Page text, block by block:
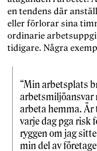
en tendens där
eller förlorar sina
ordinarie
tidigare. Några
“Min arbetsplats
arbetsmiljöansvar
arbeta hemma.
varje dag pga risk
ryggen om jag
min del av